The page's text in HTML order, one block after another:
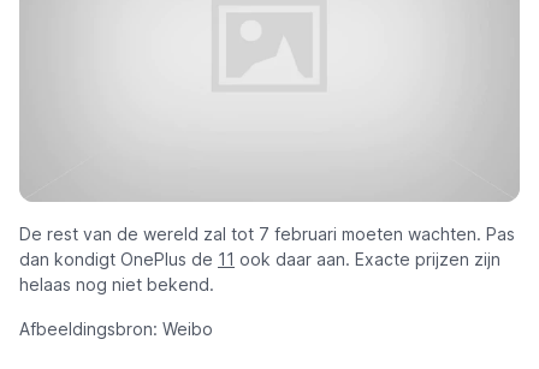
De rest van de wereld zal tot 7 februari moeten wachten. Pas
dan kondigt OnePlus de 11 ook daar aan. Exacte prijzen zijn
helaas nog niet bekend.
Afbeeldingsbron: Weibo